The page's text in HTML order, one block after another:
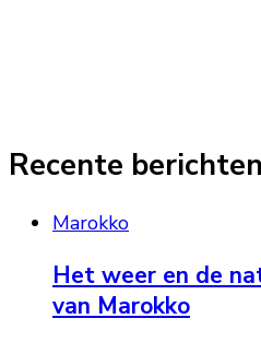
Recente berichten
Marokko
Het weer en de
van Marokko